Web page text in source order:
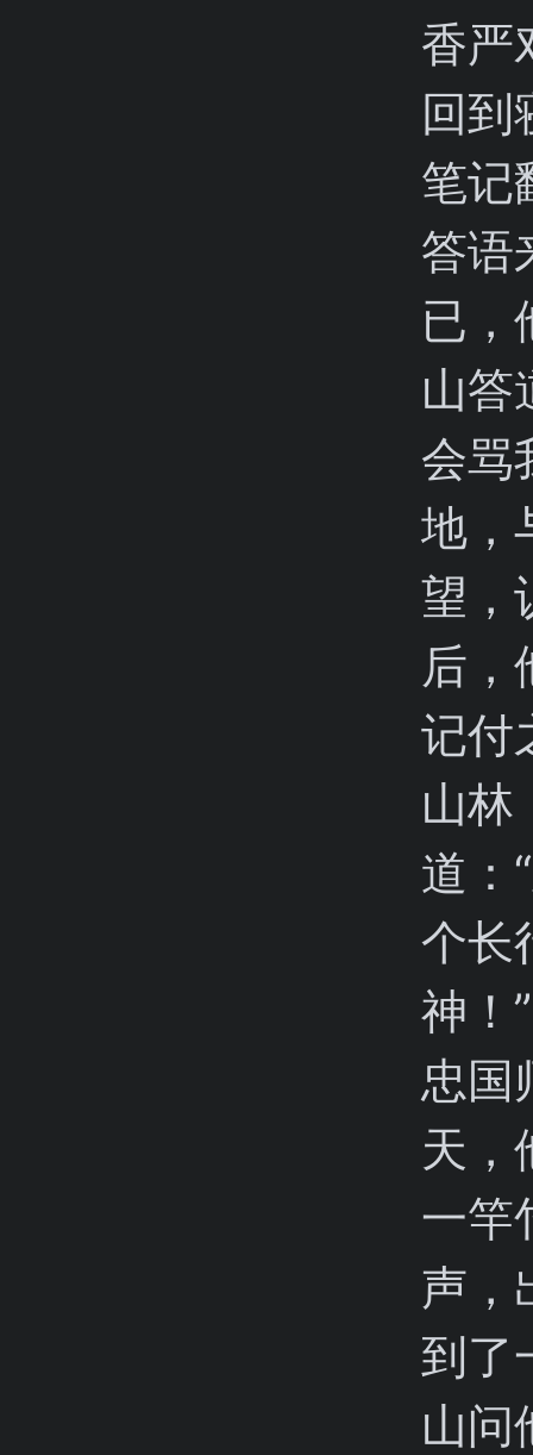
香严
回到
笔记
答语
已，
山答
会骂
地，
望，
后，
记付
山林
道：
个长
神！
忠国
天，
一竿
声，
到了
山问